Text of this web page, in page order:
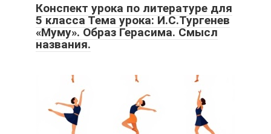
Конспект урока по литературе для
5 класса Тема урока: И.С.Тургенев
«Муму». Образ Герасима. Смысл
названия.